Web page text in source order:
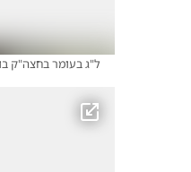
ל"ג בעומר בחצה"ק